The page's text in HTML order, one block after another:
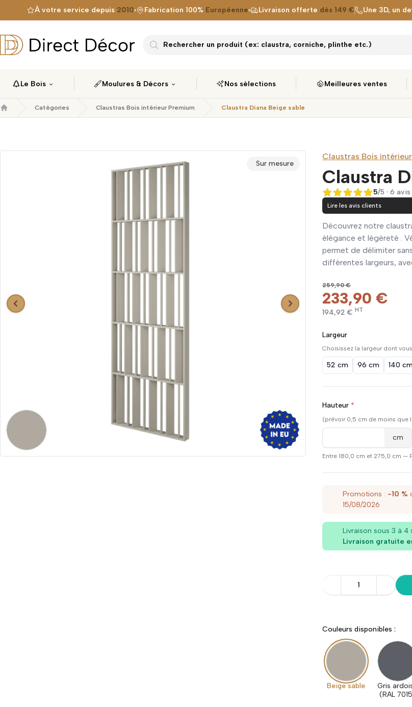
À votre service depuis 2010 Fabrication 100% Européenne Livraison offerte dès 149 € Une 3D, un
Direct Décor Rechercher un produit (ex: claustra, corniche, plinthe etc.)
Le Bois Moulures & Décors Nos sélections Meilleures ventes
Accueil
Catégories Claustras Bois intérieur Premium Claustra Diana Beige sable
Sur mesure
Claustras Bois
Claustra
5 sur 5
5/5 · 6 avis
Lire les avis clients
Découvrez notre
élégance et légèreté .
permet de délimiter
différentes largeurs,
259,90 €
233,90 €
194,92 € HT
Largeur
Choisissez la largeur dont
52 cm 96 cm 140
Hauteur *
(prévoir 0,5 cm de moins que
cm
Entre 180,0 cm et 275,0 cm —
Promotions : -10 %
15/08/2026
Livraison sous 3 à 4
Livraison gratuite
1
Couleurs disponibles :
Beige sable
Gris
(RAL